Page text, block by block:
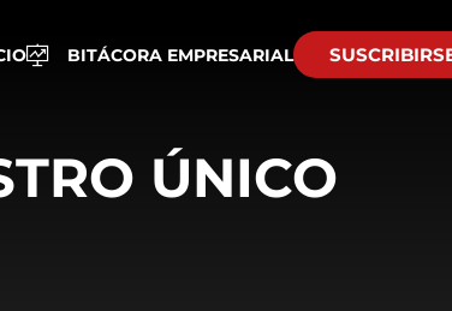
BITÁCORA EMPRESARIAL
ÚNICO